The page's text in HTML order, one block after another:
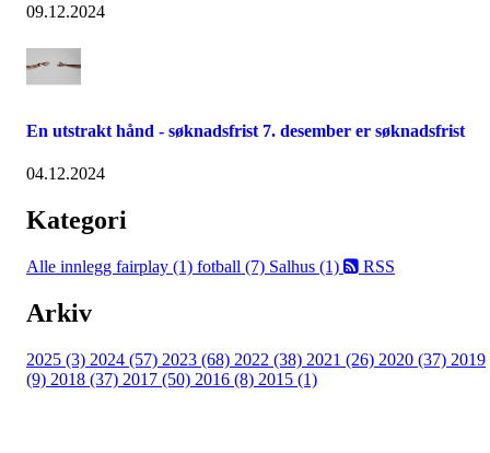
09.12.2024
En utstrakt hånd - søknadsfrist 7. desember er søknadsfrist
04.12.2024
Kategori
Alle innlegg fairplay (1) fotball (7) Salhus (1) RSS
Arkiv
2025 (3) 2024 (57) 2023 (68) 2022 (38) 2021 (26) 2020 (37) 2019
(9) 2018 (37) 2017 (50) 2016 (8) 2015 (1)